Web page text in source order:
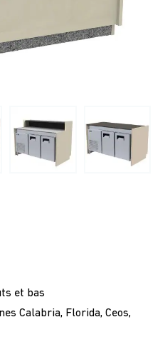
et bas
Calabria, Florida, Ceos,